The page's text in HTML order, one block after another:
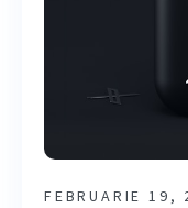
FEBRUARIE 19,